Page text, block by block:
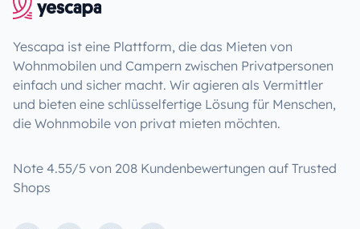
Yescapa ist eine Plattform, die das Mieten von
Wohnmobilen und Campern zwischen Privatpersonen
einfach und sicher macht. Wir agieren als Vermittler
und bieten eine schlüsselfertige Lösung für Menschen,
die Wohnmobile von privat mieten möchten.
Note 4.55/5 von 208 Kundenbewertungen auf Trusted
Shops